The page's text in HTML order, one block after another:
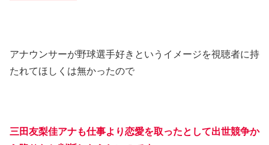
アナウンサーが野球選手好きというイメージを視聴者に持
たれてほしくは無かったので
三田友梨佳アナも仕事より恋愛を取ったとして出世競争か